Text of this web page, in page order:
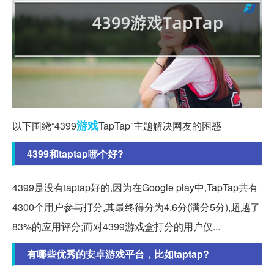
以下围绕“4399游戏TapTap”主题解决网友的困惑
4399和taptap哪个好?
4399是没有taptap好的,因为在Google play中,TapTap共有
4300个用户参与打分,其最终得分为4.6分(满分5分),超越了
83%的应用评分;而对4399游戏盒打分的用户仅...
有哪些优秀的安卓游戏平台，比如taptap?